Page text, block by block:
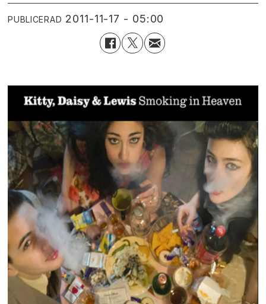
PUBLICERAD 2011-11-17 - 05:00